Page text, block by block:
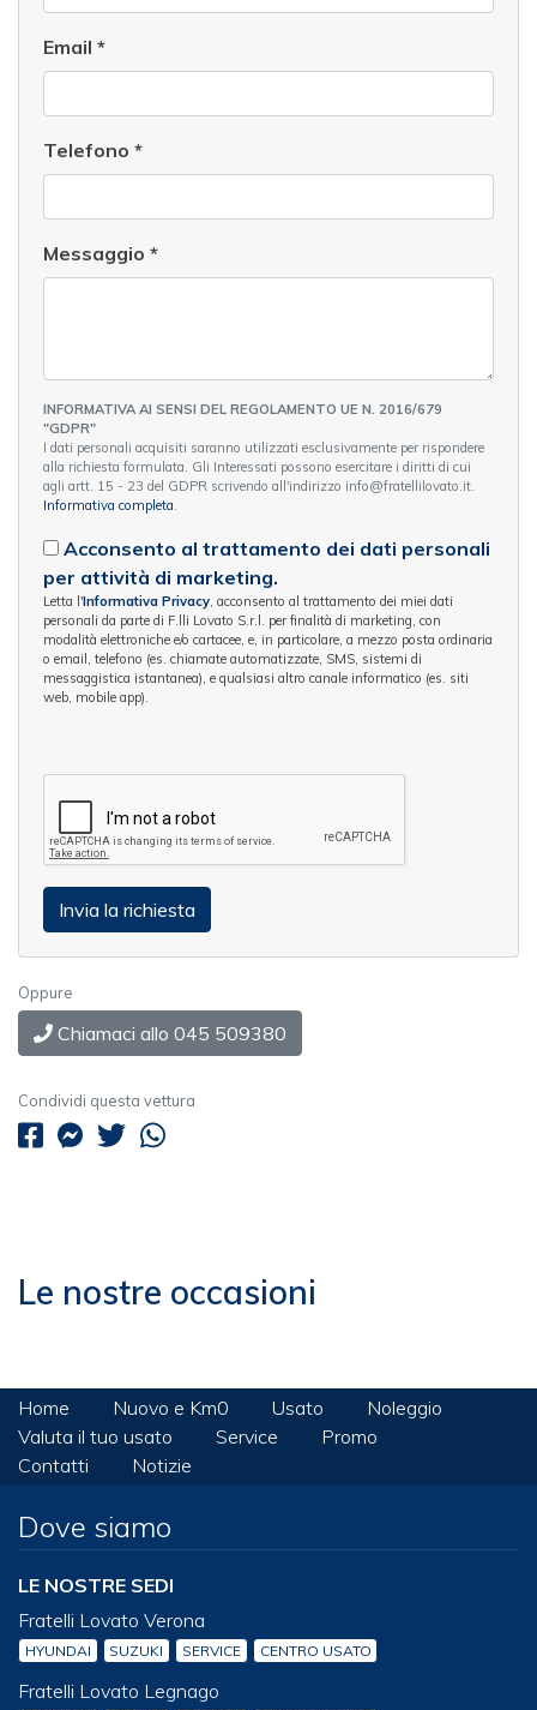
Email *
Telefono *
Messaggio *
INFORMATIVA AI SENSI DEL REGOLAMENTO UE N. 2016/679
"GDPR"
I dati personali acquisiti saranno utilizzati esclusivamente per rispondere
alla richiesta formulata. Gli Interessati possono esercitare i diritti di cui
agli artt. 15 - 23 del GDPR scrivendo all'indirizzo info@fratellilovato.it.
Informativa completa
Acconsento al trattamento dei dati personali
per attività di marketing.
Letta l'Informativa Privacy , acconsento al trattamento dei miei dati
personali da parte di F.lli Lovato S.r.l. per finalità di marketing, con
modalità elettroniche e/o cartacee, e, in particolare, a mezzo posta ordinaria
o email, telefono (es. chiamate automatizzate, SMS, sistemi di
messaggistica istantanea), e qualsiasi altro canale informatico (es. siti
web, mobile app).
Oppure
Chiamaci allo 045 509380
Condividi questa vettura
Le nostre occasioni
Home Nuovo e Km0 Usato
Noleggio
Valuta il tuo usato
Service
Promo
Contatti
Notizie
Dove siamo
LE NOSTRE SEDI
Fratelli Lovato Verona
HYUNDAI SUZUKI SERVICE CENTRO USATO
Fratelli Lovato Legnago